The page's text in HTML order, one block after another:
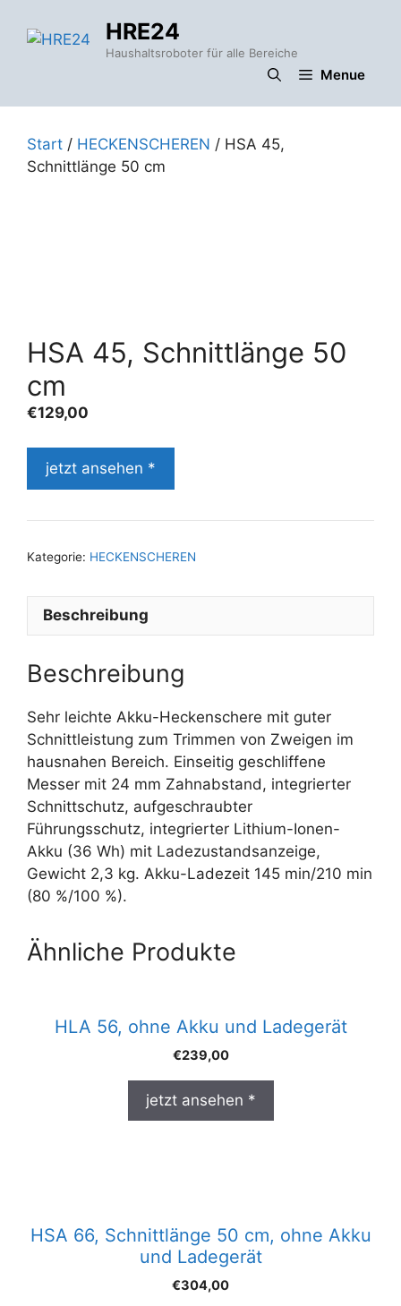
Inhalt
HRE24
Haushaltsroboter für alle Bereiche
Menue
Start / HECKENSCHEREN / HSA 45,
Schnittlänge 50 cm
HSA 45, Schnittlänge 50
cm
€129,00
jetzt ansehen *
Kategorie: HECKENSCHEREN
Beschreibung
Beschreibung
Sehr leichte Akku-Heckenschere mit guter
Schnittleistung zum Trimmen von Zweigen im
hausnahen Bereich. Einseitig geschliffene
Messer mit 24 mm Zahnabstand, integrierter
Schnittschutz, aufgeschraubter
Führungsschutz, integrierter Lithium-Ionen-
Akku (36 Wh) mit Ladezustandsanzeige,
Gewicht 2,3 kg. Akku-Ladezeit 145 min/210 min
(80 %/100 %).
Ähnliche Produkte
HLA 56, ohne Akku und Ladegerät
€239,00
jetzt ansehen *
HSA 66, Schnittlänge 50 cm, ohne Akku
und Ladegerät
€304,00